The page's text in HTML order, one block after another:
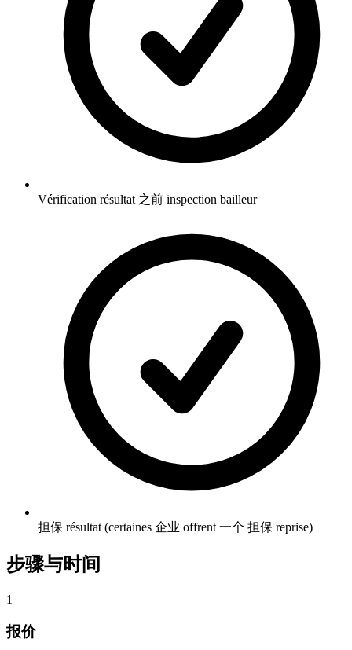
Vérification résultat 之前 inspection bailleur
担保 résultat (certaines 企业 offrent 一个 担保 reprise)
步骤与时间
1
报价